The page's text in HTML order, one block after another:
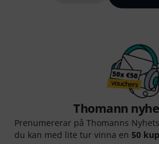
Thomann
Prenumererar på Thomanns
du kan med lite tur vinna en 50